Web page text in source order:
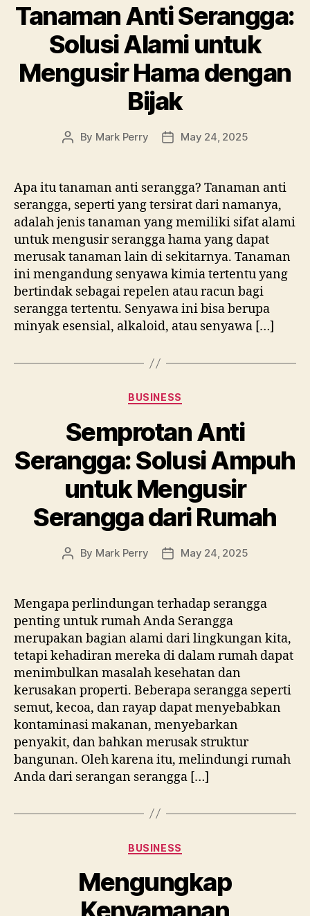
Tanaman Anti Serangga:
Solusi Alami untuk
Mengusir Hama dengan
Bijak
Post
By Mark Perry
PostMay 24, 2025
Apa itu tanaman anti serangga? Tanaman anti
serangga, seperti yang tersirat dari namanya,
adalah jenis tanaman yang memiliki sifat alami
untuk mengusir serangga hama yang dapat
merusak tanaman lain di sekitarnya. Tanaman
ini mengandung senyawa kimia tertentu yang
bertindak sebagai repelen atau racun bagi
serangga tertentu. Senyawa ini bisa berupa
minyak esensial, alkaloid, atau senyawa […]
Categories
BUSINESS
Semprotan Anti
Serangga: Solusi Ampuh
untuk Mengusir
Serangga dari Rumah
Post
By Mark Perry
PostMay 24, 2025
Mengapa perlindungan terhadap serangga
penting untuk rumah Anda Serangga
merupakan bagian alami dari lingkungan kita,
tetapi kehadiran mereka di dalam rumah dapat
menimbulkan masalah kesehatan dan
kerusakan properti. Beberapa serangga seperti
semut, kecoa, dan rayap dapat menyebabkan
kontaminasi makanan, menyebarkan
penyakit, dan bahkan merusak struktur
bangunan. Oleh karena itu, melindungi rumah
Anda dari serangan serangga […]
Categories
BUSINESS
Mengungkap